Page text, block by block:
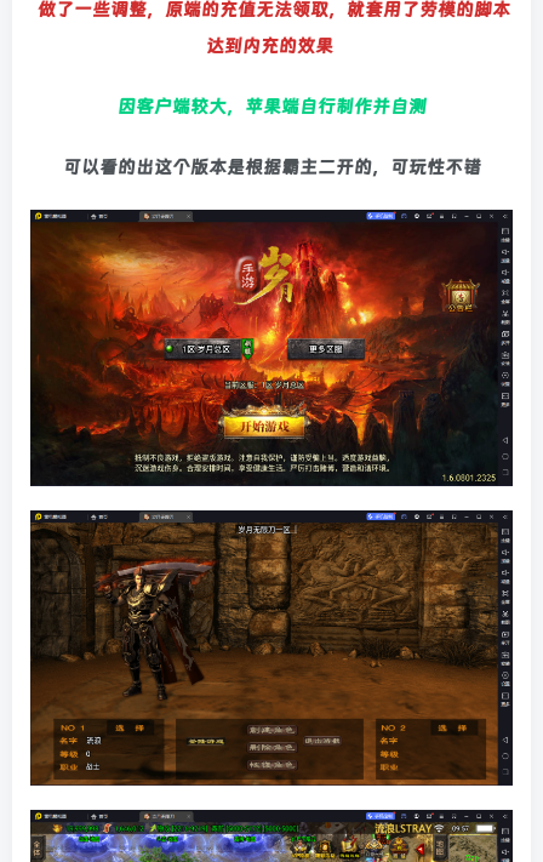
做了一些调整，原端的充值无法领取，就套用了劳模的脚本
达到内充的效果
因客户端较大，苹果端自行制作并自测
可以看的出这个版本是根据霸主二开的，可玩性不错